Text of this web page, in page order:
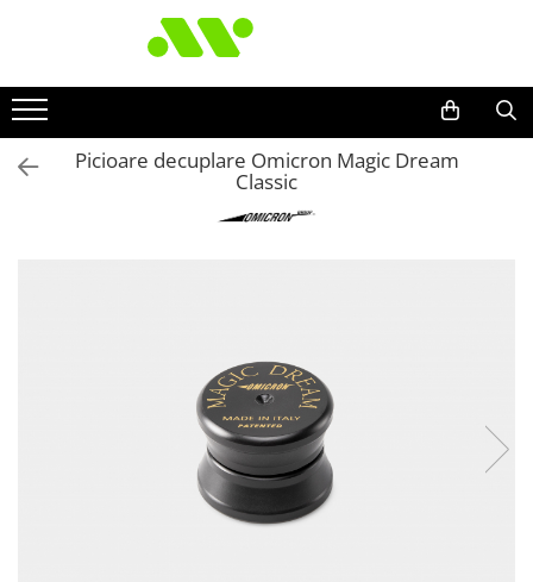
Picioare decuplare Omicron Magic Dream
Classic